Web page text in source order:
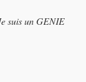
suis un GENIE